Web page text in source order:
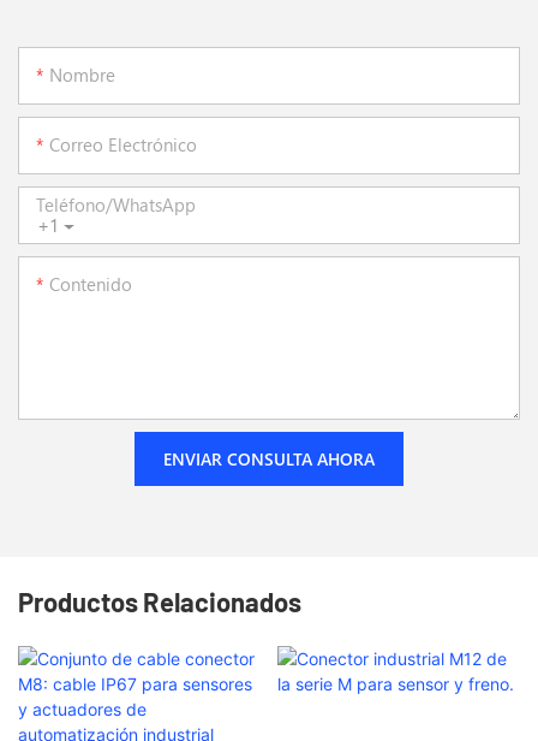
Nombre
Correo Electrónico
+1
Teléfono/WhatsApp
Contenido
ENVIAR CONSULTA AHORA
Productos Relacionados